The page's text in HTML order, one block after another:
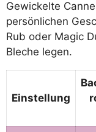
Gewickelte
persönlichen
Rub oder Magic
Bleche legen.
Einstellung